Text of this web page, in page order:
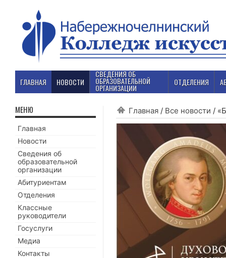
ГЛАВНАЯ НОВОСТИ
СВЕДЕНИЯ ОБ
ОБРАЗОВАТЕЛЬНОЙ
ОРГАНИЗАЦИИ
ОТДЕЛЕНИЯ
Главная / Все новости /
МЕНЮ
Главная
Новости
Сведения об
образовательной
организации
Абитуриентам
Отделения
Классные
руководители
Госуслуги
Медиа
Контакты